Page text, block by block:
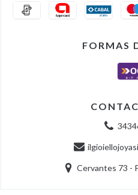
FORMAS
Cervantes 73 -